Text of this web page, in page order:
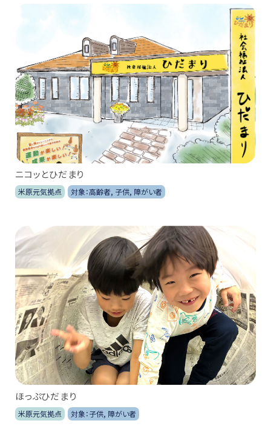
ニコッとひだまり
米原元気拠点 対象：高齢者, 子供, 障がい者
ほっぷひだまり
米原元気拠点 対象：子供, 障がい者